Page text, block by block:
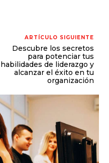
ARTÍCULO SIGUIENTE
Descubre los secretos
para potenciar tus
habilidades de liderazgo y
alcanzar el éxito en tu
organización